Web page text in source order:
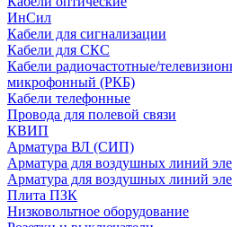
ИнСил
Кабели для сигнализации
Кабели для СКС
Кабели радиочастотные/
микрофонный (РКБ)
Кабели телефонные
Провода для полевой связи
КВИП
Арматура ВЛ (СИП)
Арматура для воздушных линий
Арматура для воздушных линий
Плита ПЗК
Низковольтное оборудование